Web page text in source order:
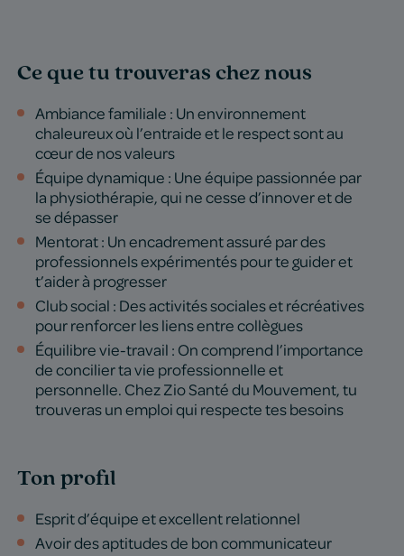
Ce que tu trouveras chez nous
Ambiance familiale : Un environnement
chaleureux où l’entraide et le respect sont au
cœur de nos valeurs
Équipe dynamique : Une équipe passionnée par
la physiothérapie, qui ne cesse d’innover et de
se dépasser
Mentorat : Un encadrement assuré par des
professionnels expérimentés pour te guider et
t’aider à progresser
Club social : Des activités sociales et récréatives
pour renforcer les liens entre collègues
Équilibre vie-travail : On comprend l’importance
de concilier ta vie professionnelle et
personnelle. Chez Zio Santé du Mouvement, tu
trouveras un emploi qui respecte tes besoins
Ton profil
Esprit d’équipe et excellent relationnel
Avoir des aptitudes de bon communicateur